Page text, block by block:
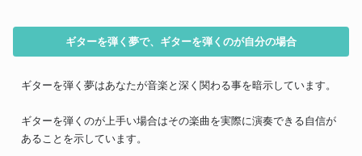
ギターを弾く夢で、ギターを弾くのが自分の場合
ギターを弾く夢はあなたが音楽と深く関わる事を暗示しています。
ギターを弾くのが上手い場合はその楽曲を実際に演奏できる自信が
あることを示しています。